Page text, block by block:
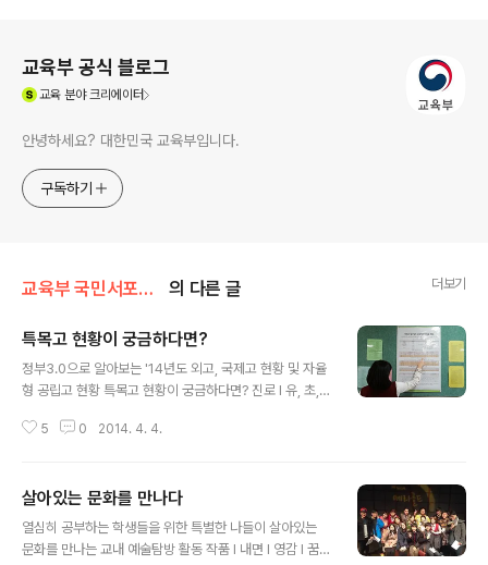
교육부 공식 블로그
교육분야 크리에이터
안녕하세요? 대한민국 교육부입니다.
구독하기
교육부 국민서포터즈 의 다른 글 더보기
특목고 현황이 궁금하다면?
정부3.0으로 알아보는 '14년도 외고, 국제고 현황 및 자율
형 공립고 현황 특목고 현황이 궁금하다면? 진로 I 유, 초,
립고 어떤 고등학교에 갈까? 고민 중인 친구들 요즘 학교에
막 학년이고, 그만큼 중요해서인지 친구들도 자신이 원하
는 고등학교에 가기 위해 열심히 준비하는데요, 아직 자신
이 가고 싶은 고등학교를 확실하게 정하지 못한 친구들이
5 0 2014. 4. 4.
살아있는 문화를 만나다
열심히 공부하는 학생들을 위한 특별한 나들이 살아있는
문화를 만나는 교내 예술탐방 활동 작품 I 내면 I 영감 I 꿈 I